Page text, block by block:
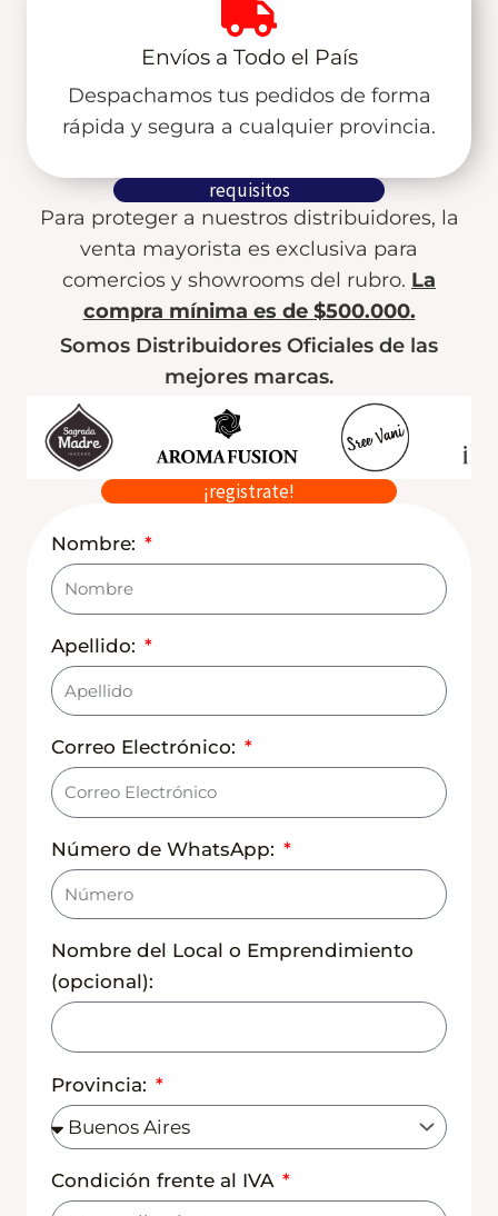
Envíos a Todo el País
Despachamos tus pedidos de forma
rápida y segura a cualquier provincia.
requisitos
Para proteger a nuestros distribuidores, la
venta mayorista es exclusiva para
comercios y showrooms del rubro. La
compra mínima es de $500.000.
Somos Distribuidores Oficiales de las
mejores marcas.
¡registrate!
Nombre:
Apellido:
Correo Electrónico:
Número de WhatsApp:
Nombre del Local o Emprendimiento
(opcional):
Provincia:
Condición frente al IVA